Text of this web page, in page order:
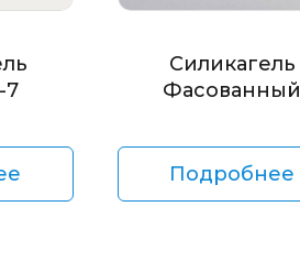
7
Силикагель
Фасованный
Подробнее